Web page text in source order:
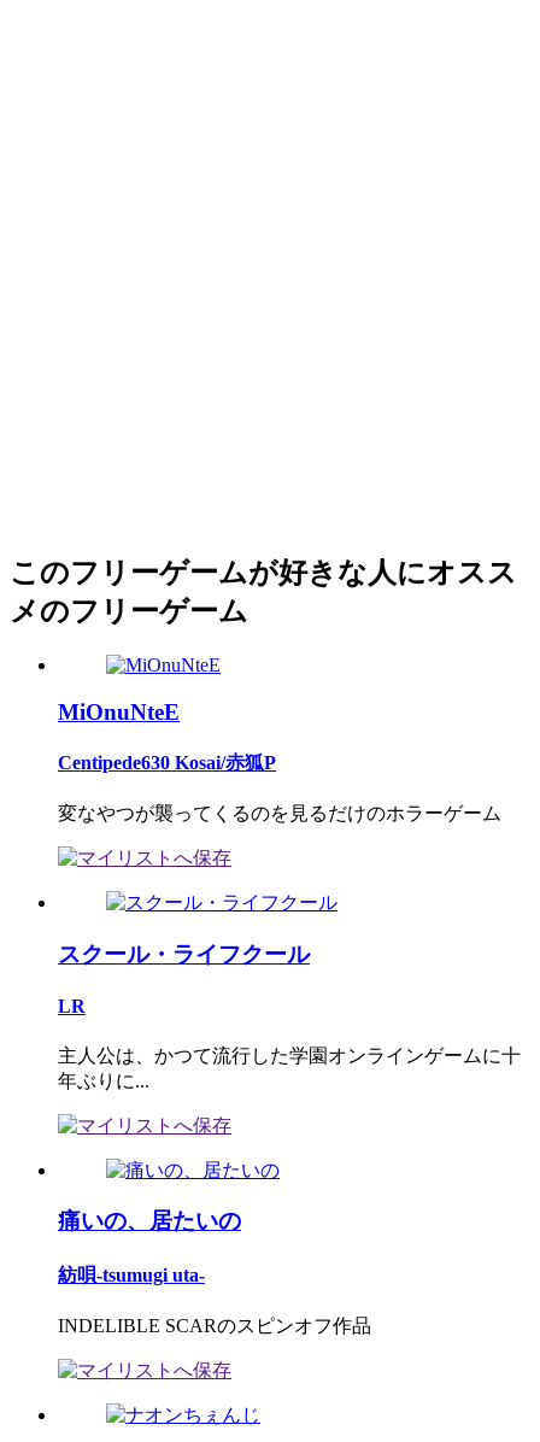
このフリーゲームが好きな人にオスス
メのフリーゲーム
MiOnuNteE
Centipede630 Kosai/赤狐P
変なやつが襲ってくるのを見るだけのホラーゲーム
スクール・ライフクール
LR
主人公は、かつて流行した学園オンラインゲームに十
年ぶりに...
痛いの、居たいの
紡唄-tsumugi uta-
INDELIBLE SCARのスピンオフ作品